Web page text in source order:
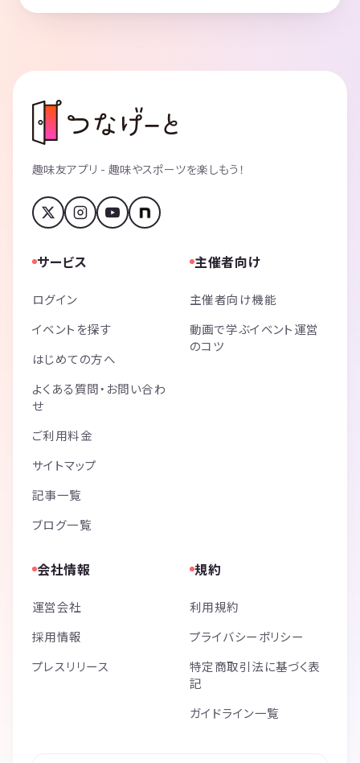
趣味友アプリ - 趣味やスポーツを楽しもう！
サービス
ログイン
イベントを探す
はじめての方へ
よくある質問・お問い合わ
せ
ご利用料金
サイトマップ
記事一覧
ブログ一覧
主催者向け
主催者向け機能
動画で学ぶイベント運営
のコツ
会社情報
運営会社
採用情報
プレスリリース
規約
利用規約
プライバシーポリシー
特定商取引法に基づく表
記
ガイドライン一覧